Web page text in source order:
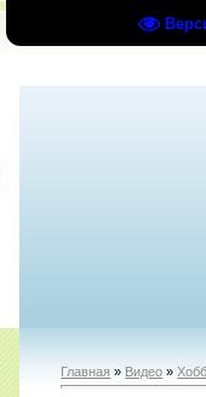
Главная » Видео »